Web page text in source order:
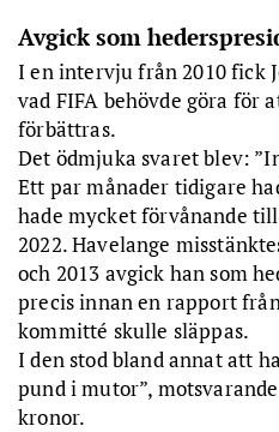
Avgick som
I en intervju från 2010 fick
vad FIFA behövde göra för
förbättras.
Det ödmjuka svaret blev:
Ett par månader tidigare
hade mycket förvånande
2022. Havelange
och 2013 avgick han som
precis innan en rapport
kommitté skulle släppas.
I den stod bland annat att
pund i mutor”,
kronor.